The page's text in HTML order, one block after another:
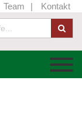
Team Kontakt